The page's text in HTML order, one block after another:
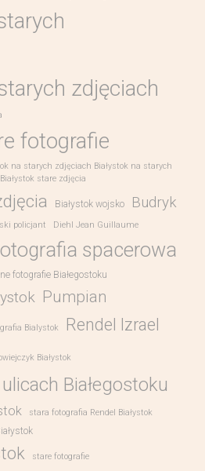
zdjęciach
fotografie
na starych zdjęciach Białystok na starych
stare zdjęcia
Białystok wojsko Budryk
policjant Diehl Jean Guillaume
spacerowa
fotografie Białegostoku
Pumpian
Bialystok Rendel Izrael
Białystok
Białegostoku
stara fotografia Rendel Białystok
stare fotografie